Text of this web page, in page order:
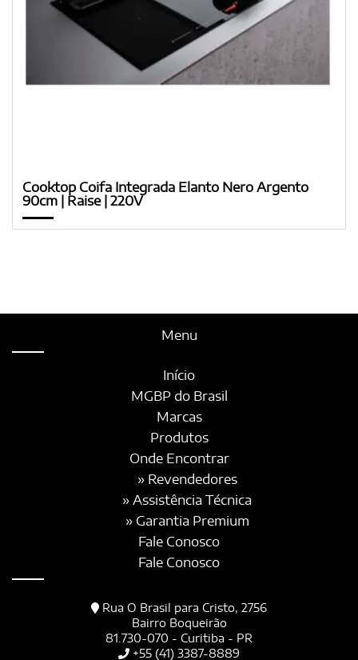
Cooktop Coifa Integrada Elanto Nero Argento
90cm | Raise | 220V
Menu
Início
MGBP do Brasil
Marcas
Produtos
Onde Encontrar
» Revendedores
» Assistência Técnica
» Garantia Premium
Fale Conosco
Fale Conosco
Rua O Brasil para Cristo, 2756
Bairro Boqueirão
81.730-070 - Curitiba - PR
+55 (41) 3387-8889